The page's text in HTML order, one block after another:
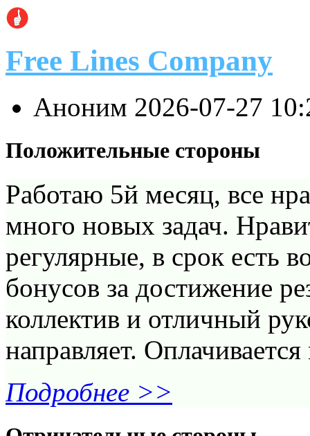
Free Lines Company
Аноним 2026-07-27
Положительные стороны
Работаю 5й месяц, все
много новых задач.
регулярные, в срок есть
бонусов за достижение
коллектив и отличный
направляет.
Подробнее >>